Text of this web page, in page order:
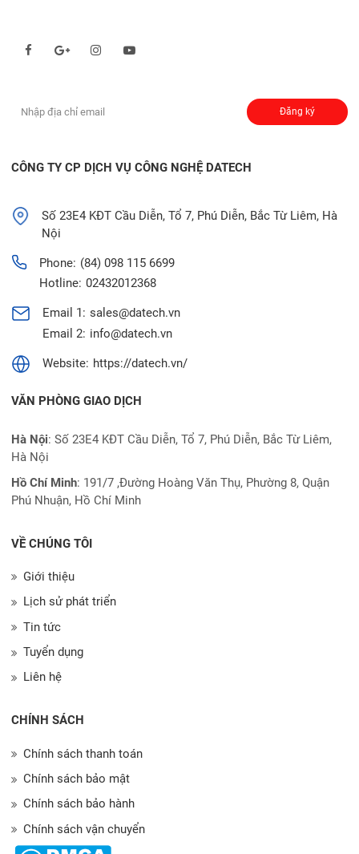
Đăng ký
CÔNG TY CP DỊCH VỤ CÔNG NGHỆ DATECH
Số 23E4 KĐT Cầu Diễn, Tổ 7, Phú Diễn, Bắc Từ Liêm, Hà
Nội
Phone: (84) 098 115 6699
Hotline: 02432012368
Email 1: sales@datech.vn
Email 2: info@datech.vn
Website: https://datech.vn/
VĂN PHÒNG GIAO DỊCH
Hà Nội: Số 23E4 KĐT Cầu Diễn, Tổ 7, Phú Diễn, Bắc Từ Liêm,
Hà Nội
Hồ Chí Minh: 191/7 ,Đường Hoàng Văn Thụ, Phường 8, Quận
Phú Nhuận, Hồ Chí Minh
VỀ CHÚNG TÔI
Giới thiệu
Lịch sử phát triển
Tin tức
Tuyển dụng
Liên hệ
CHÍNH SÁCH
Chính sách thanh toán
Chính sách bảo mật
Chính sách bảo hành
Chính sách vận chuyển